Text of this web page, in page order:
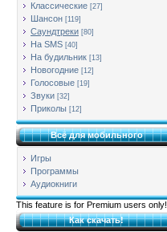
Классические [27]
Шансон [119]
Саундтреки [80]
На SMS [40]
На будильник [13]
Новогодние [12]
Голосовые [19]
Звуки [32]
Приколы [12]
Всё для мобильного
Игры
Программы
Аудиокниги
This feature is for Premium users only!
Как скачать!